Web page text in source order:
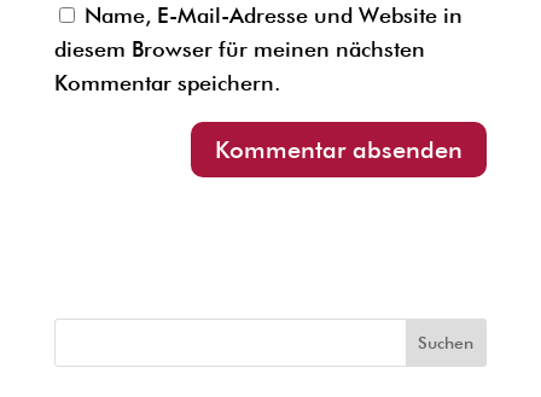
Name, E-Mail-Adresse und Website in
diesem Browser für meinen nächsten
Kommentar speichern.
Suchen